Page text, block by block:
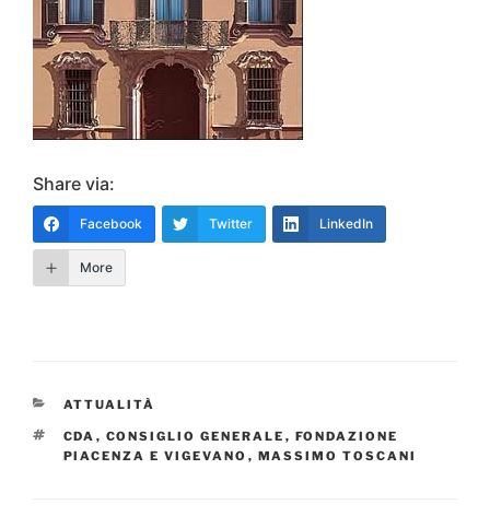
Share via:
Facebook Twitter LinkedIn
More
CATEGORIE
ATTUALITÀ
TAG
CDA , CONSIGLIO GENERALE , FONDAZIONE
PIACENZA E VIGEVANO , MASSIMO TOSCANI